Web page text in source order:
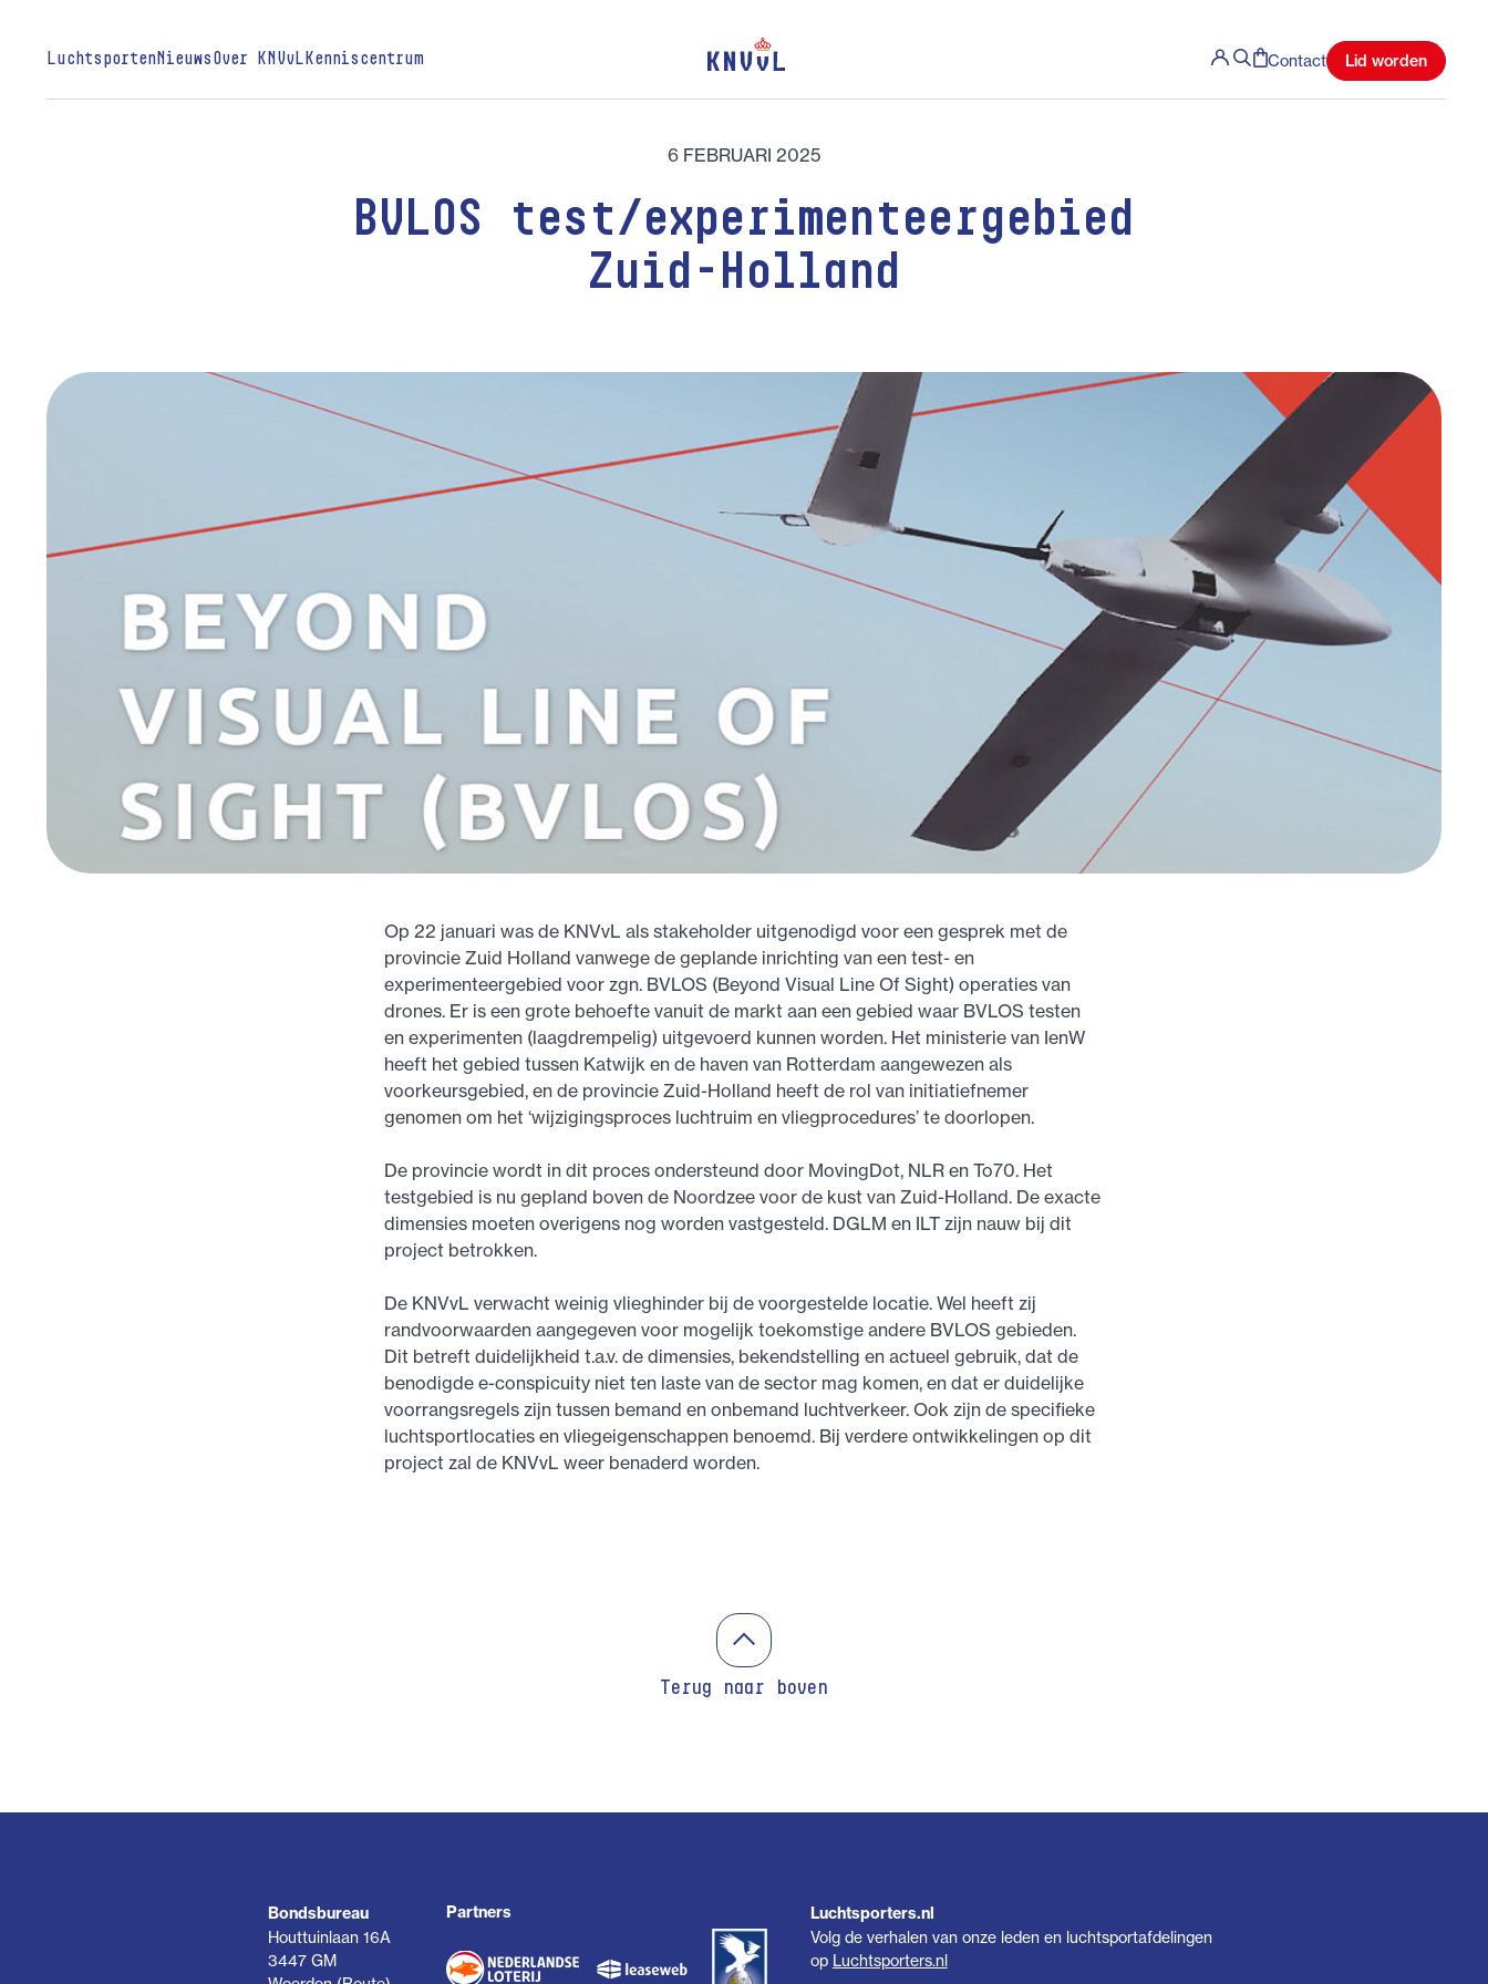
Luchtsporten Nieuws Over KNVvL Kenniscentrum Contact Lid worden
6 FEBRUARI 2025
BVLOS test/experimenteergebied
Zuid-Holland
Op 22 januari was de KNVvL als stakeholder uitgenodigd voor een gesprek met de
provincie Zuid Holland vanwege de geplande inrichting van een test- en
experimenteergebied voor zgn. BVLOS (Beyond Visual Line Of Sight) operaties van
drones. Er is een grote behoefte vanuit de markt aan een gebied waar BVLOS testen
en experimenten (laagdrempelig) uitgevoerd kunnen worden. Het ministerie van IenW
heeft het gebied tussen Katwijk en de haven van Rotterdam aangewezen als
voorkeursgebied, en de provincie Zuid-Holland heeft de rol van initiatiefnemer
genomen om het ‘wijzigingsproces luchtruim en vliegprocedures’ te doorlopen.
De provincie wordt in dit proces ondersteund door MovingDot, NLR en To70. Het
testgebied is nu gepland boven de Noordzee voor de kust van Zuid-Holland. De exacte
dimensies moeten overigens nog worden vastgesteld. DGLM en ILT zijn nauw bij dit
project betrokken.
De KNVvL verwacht weinig vlieghinder bij de voorgestelde locatie. Wel heeft zij
randvoorwaarden aangegeven voor mogelijk toekomstige andere BVLOS gebieden.
Dit betreft duidelijkheid t.a.v. de dimensies, bekendstelling en actueel gebruik, dat de
benodigde e-conspicuity niet ten laste van de sector mag komen, en dat er duidelijke
voorrangsregels zijn tussen bemand en onbemand luchtverkeer. Ook zijn de specifieke
luchtsportlocaties en vliegeigenschappen benoemd. Bij verdere ontwikkelingen op dit
project zal de KNVvL weer benaderd worden.
Terug naar boven
Bondsbureau
Houttuinlaan 16A
3447 GM
Partners Luchtsporters.nl
Volg de verhalen van onze leden en luchtsportafdelingen
op Luchtsporters.nl